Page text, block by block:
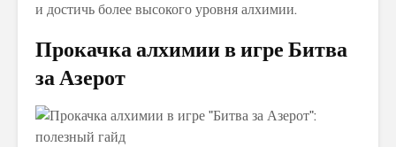
и достичь более высокого уровня алхимии.
Прокачка алхимии в игре Битва
за Азерот